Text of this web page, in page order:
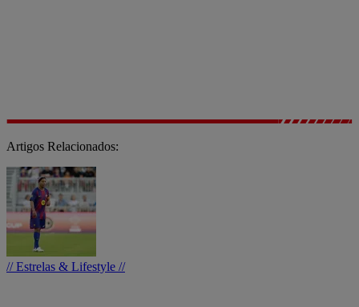
Artigos Relacionados:
// Estrelas & Lifestyle //